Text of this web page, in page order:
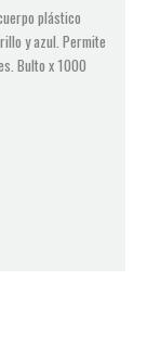
plástico
y azul. Permite
Bulto x 1000